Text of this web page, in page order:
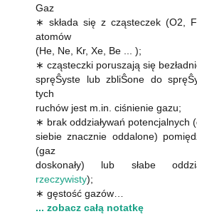
Gaz
∗ składa się z cząsteczek (O2,
atomów
(He, Ne, Kr, Xe, Be ... );
∗ cząsteczki poruszają się
spręŜyste lub zbliŜone do
tych
ruchów jest m.in. ciśnienie gazu;
∗ brak oddziaływań potencjalnych
siebie znacznie oddalone)
(gaz
doskonały) lub słabe
rzeczywisty);
∗ gęstość gazów…
... zobacz całą notatkę